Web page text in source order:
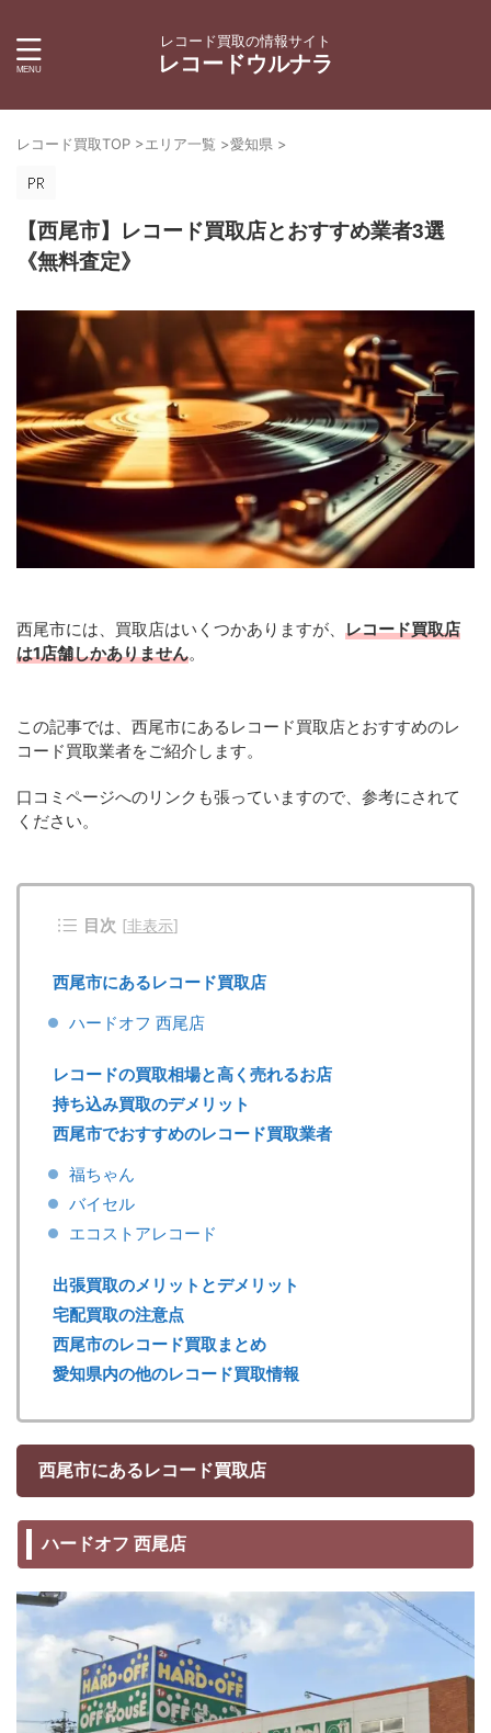
レコード買取の情報サイト
レコードウルナラ
レコード買取TOP >エリア一覧 >愛知県 >
【西尾市】レコード買取店とおすすめ業者3選
《無料査定》
西尾市には、買取店はいくつかありますが、 レコード買取店
は1店舗しかありません。
この記事では、西尾市にあるレコード買取店とおすすめのレ
コード買取業者をご紹介します。
口コミページへのリンクも張っていますので、参考にされて
ください。
目次 [非表示]
西尾市にあるレコード買取店
ハードオフ 西尾店
レコードの買取相場と高く売れるお店
持ち込み買取のデメリット
西尾市でおすすめのレコード買取業者
福ちゃん
バイセル
エコストアレコード
出張買取のメリットとデメリット
宅配買取の注意点
西尾市のレコード買取まとめ
愛知県内の他のレコード買取情報
西尾市にあるレコード買取店
ハードオフ 西尾店